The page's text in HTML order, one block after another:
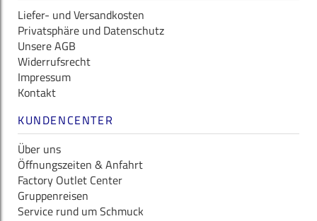
Liefer- und Versandkosten
Privatsphäre und Datenschutz
Unsere AGB
Widerrufsrecht
Impressum
Kontakt
KUNDENCENTER
Über uns
Öffnungszeiten & Anfahrt
Factory Outlet Center
Gruppenreisen
Service rund um Schmuck